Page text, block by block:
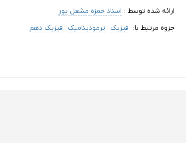
ارائه شده توسط : استاد حمزه مشعل پور
جزوه مرتبط با: فیزیک ترمودینامیک فیزیک دهم